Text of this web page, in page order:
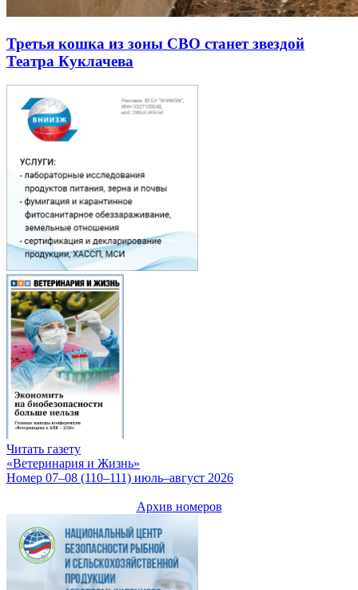
Третья кошка из зоны СВО станет звездой
Театра Куклачева
Читать газету
«Ветеринария и Жизнь»
Номер 07–08 (110–111) июль–август 2026
Архив номеров